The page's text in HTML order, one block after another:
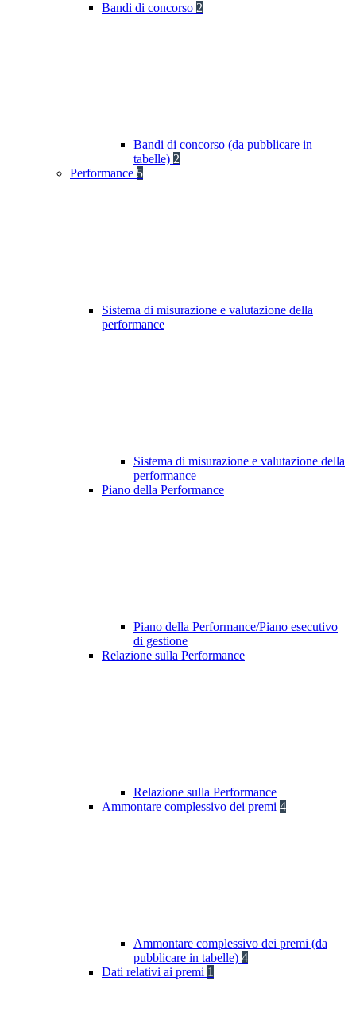
Bandi di concorso 2
Bandi di concorso (da pubblicare in
tabelle) 2
Performance 5
Sistema di misurazione e valutazione della
performance
Sistema di misurazione e valutazione della
performance
Piano della Performance
Piano della Performance/Piano esecutivo
di gestione
Relazione sulla Performance
Relazione sulla Performance
Ammontare complessivo dei premi 4
Ammontare complessivo dei premi (da
pubblicare in tabelle) 4
Dati relativi ai premi 1